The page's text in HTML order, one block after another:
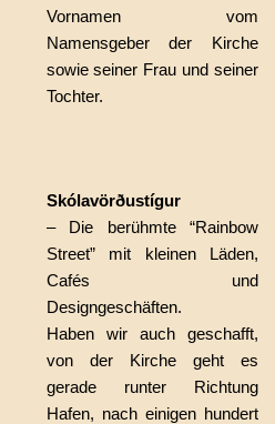
Vornamen vom
Namensgeber der Kirche
sowie seiner Frau und seiner
Tochter.
Skólavörðustígur
– Die berühmte “Rainbow
Street” mit kleinen Läden,
Cafés und
Designgeschäften.
Haben wir auch geschafft,
von der Kirche geht es
gerade runter Richtung
Hafen, nach einigen hundert